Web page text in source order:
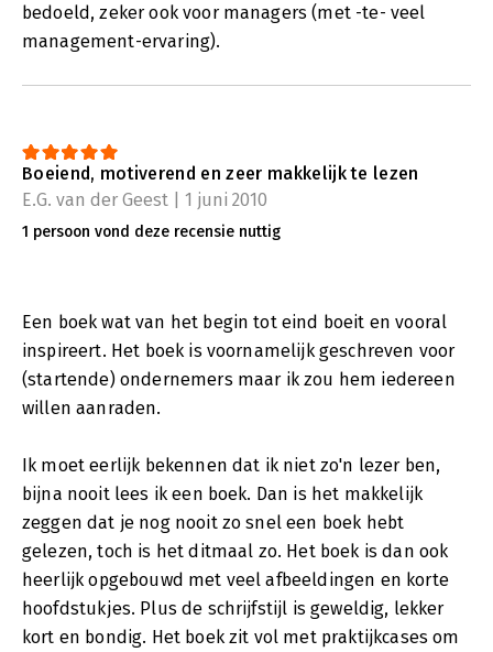
bedoeld, zeker ook voor managers (met -te- veel
management-ervaring).
Boeiend, motiverend en zeer makkelijk te lezen
E.G. van der Geest | 1 juni 2010
1 persoon vond deze recensie nuttig
Een boek wat van het begin tot eind boeit en vooral
inspireert. Het boek is voornamelijk geschreven voor
(startende) ondernemers maar ik zou hem iedereen
willen aanraden.
Ik moet eerlijk bekennen dat ik niet zo'n lezer ben,
bijna nooit lees ik een boek. Dan is het makkelijk
zeggen dat je nog nooit zo snel een boek hebt
gelezen, toch is het ditmaal zo. Het boek is dan ook
heerlijk opgebouwd met veel afbeeldingen en korte
hoofdstukjes. Plus de schrijfstijl is geweldig, lekker
kort en bondig. Het boek zit vol met praktijkcases om